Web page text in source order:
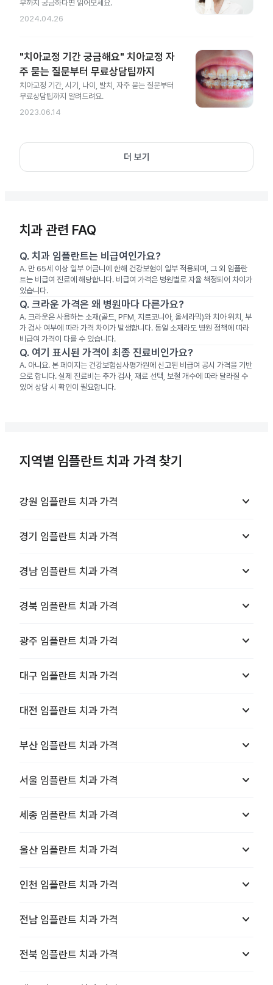
부까지 궁금하다면 읽어보세요.
2024.04.26
"치아교정 기간 궁금해요" 치아교정 자
주 묻는 질문부터 무료상담팁까지
치아교정 기간, 시기, 나이, 발치, 자주 묻는 질문부터
무료상담팁까지 알려드려요.
2023.06.14
더 보기
치과 관련 FAQ
Q. 치과 임플란트는 비급여인가요?
A. 만 65세 이상 일부 어금니에 한해 건강보험이 일부 적용되며, 그 외 임플란
트는 비급여 진료에 해당합니다. 비급여 가격은 병원별로 자율 책정되어 차이가
있습니다.
Q. 크라운 가격은 왜 병원마다 다른가요?
A. 크라운은 사용하는 소재(골드, PFM, 지르코니아, 올세라믹)와 치아 위치, 부
가 검사 여부에 따라 가격 차이가 발생합니다. 동일 소재라도 병원 정책에 따라
비급여 가격이 다를 수 있습니다.
Q. 여기 표시된 가격이 최종 진료비인가요?
A. 아니요. 본 페이지는 건강보험심사평가원에 신고된 비급여 공시 가격을 기반
으로 합니다. 실제 진료비는 추가 검사, 재료 선택, 보철 개수에 따라 달라질 수
있어 상담 시 확인이 필요합니다.
지역별 임플란트 치과 가격 찾기
강원 임플란트 치과 가격 keyboard_arrow_down
경기 임플란트 치과 가격 keyboard_arrow_down
경남 임플란트 치과 가격 keyboard_arrow_down
경북 임플란트 치과 가격 keyboard_arrow_down
광주 임플란트 치과 가격 keyboard_arrow_down
대구 임플란트 치과 가격 keyboard_arrow_down
대전 임플란트 치과 가격 keyboard_arrow_down
부산 임플란트 치과 가격 keyboard_arrow_down
서울 임플란트 치과 가격 keyboard_arrow_down
세종 임플란트 치과 가격 keyboard_arrow_down
울산 임플란트 치과 가격 keyboard_arrow_down
인천 임플란트 치과 가격 keyboard_arrow_down
전남 임플란트 치과 가격 keyboard_arrow_down
전북 임플란트 치과 가격 keyboard_arrow_down